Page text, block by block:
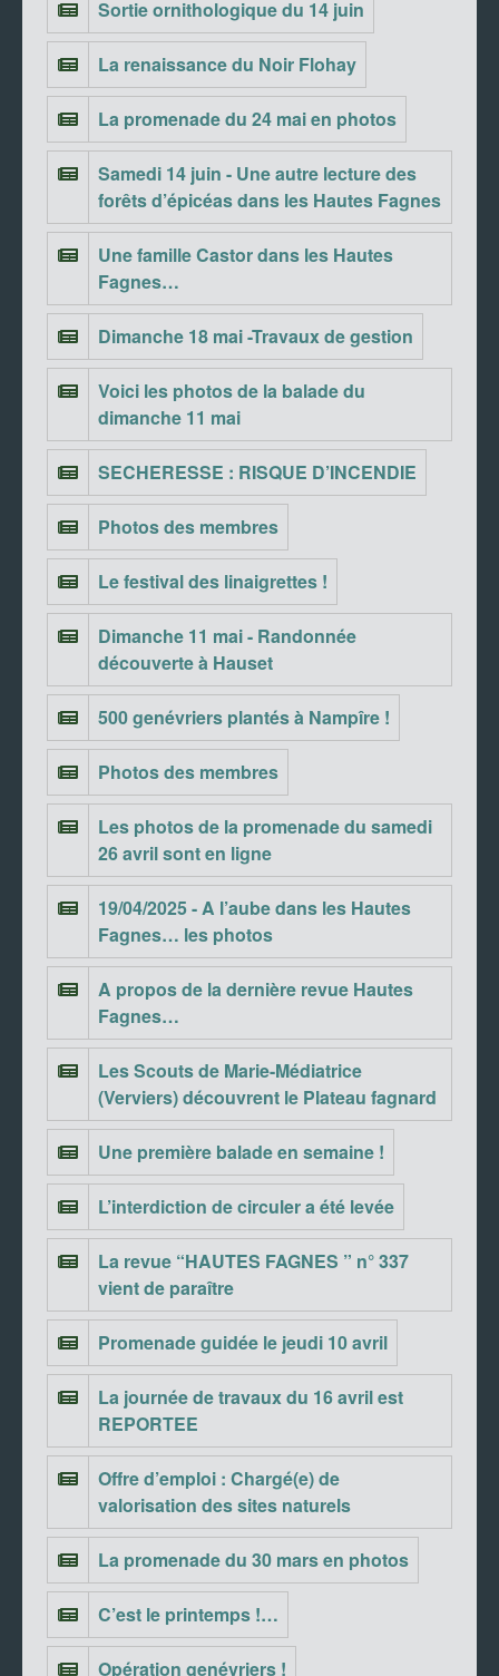
Sortie ornithologique du 14 juin
La renaissance du Noir Flohay
La promenade du 24 mai en photos
Samedi 14 juin - Une autre lecture des
forêts d’épicéas dans les Hautes Fagnes
Une famille Castor dans les Hautes
Fagnes…
Dimanche 18 mai -Travaux de gestion
Voici les photos de la balade du
dimanche 11 mai
SECHERESSE : RISQUE D’INCENDIE
Photos des membres
Le festival des linaigrettes !
Dimanche 11 mai - Randonnée
découverte à Hauset
500 genévriers plantés à Nampîre !
Photos des membres
Les photos de la promenade du samedi
26 avril sont en ligne
19/04/2025 - A l’aube dans les Hautes
Fagnes… les photos
A propos de la dernière revue Hautes
Fagnes…
Les Scouts de Marie-Médiatrice
(Verviers) découvrent le Plateau fagnard
Une première balade en semaine !
L’interdiction de circuler a été levée
La revue “HAUTES FAGNES ” n° 337
vient de paraître
Promenade guidée le jeudi 10 avril
La journée de travaux du 16 avril est
REPORTEE
Offre d’emploi : Chargé(e) de
valorisation des sites naturels
La promenade du 30 mars en photos
C’est le printemps !…
Opération genévriers !